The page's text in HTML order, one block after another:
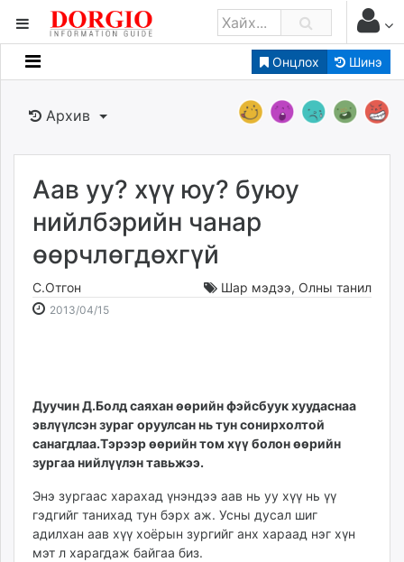
Онцлох Шинэ
Мэдээллийн
Банк санхүү
Бизнес ААН
Төрийн
Нийслэлийн
dorgio.mn
Gogo.mn
caak.mn
ikon.mn
mnb.mn
Livetv.mn
24tsag.mn
shuud.mn
eagle.mn
Архив
Аав уу? хүү юу? буюу
нийлбэрийн чанар
өөрчлөгдөхгүй
С.Отгон Шар мэдээ, Олны танил
2013/04/152013-
2026-
Дуучин Д.Болд саяхан өөрийн фэйсбуук хуудаснаа
эвлүүлсэн зураг оруулсан нь тун сонирхолтой
санагдлаа.Тэрээр өөрийн том хүү болон өөрийн
зургаа нийлүүлэн тавьжээ.
Энэ зургаас харахад үнэндээ аав нь уу хүү нь үү
гэдгийг танихад тун бэрх аж. Усны дусал шиг
адилхан аав хүү хоёрын зургийг анх хараад нэг хүн
мэт л харагдаж байгаа биз.